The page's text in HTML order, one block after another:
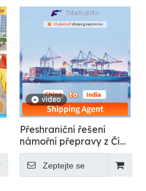
video
Přeshraniční řešení
námořní přepravy z Číny
do Indie
Zeptejte se